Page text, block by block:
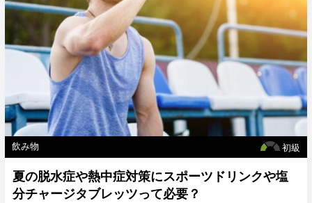
初級
飲み物
夏の脱水症や熱中症対策にスポーツドリンクや塩
分チャージタブレッツって必要？